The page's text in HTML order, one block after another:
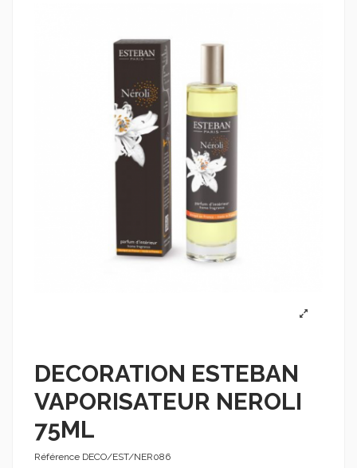
DECORATION ESTEBAN
VAPORISATEUR NEROLI
75ML
Référence DECO/EST/NER086